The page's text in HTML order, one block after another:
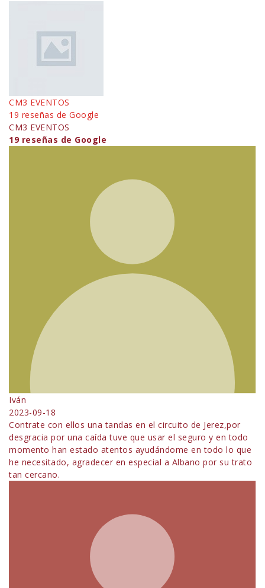
CM3 EVENTOS
19 reseñas de Google
CM3 EVENTOS
19 reseñas de Google
Iván
2023-09-18
Contrate con ellos una tandas en el circuito de Jerez,por
desgracia por una caída tuve que usar el seguro y en todo
momento han estado atentos ayudándome en todo lo que
he necesitado, agradecer en especial a Albano por su trato
tan cercano.